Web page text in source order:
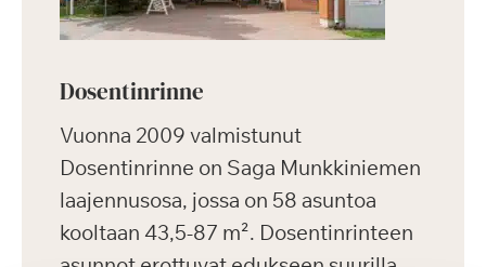
Dosentinrinne
Vuonna 2009 valmistunut
Dosentinrinne on Saga Munkkiniemen
laajennusosa, jossa on 58 asuntoa
kooltaan 43,5-87 m². Dosentinrinteen